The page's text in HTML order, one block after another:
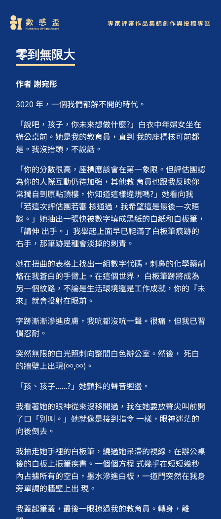
專家評審作品集錦創作與投稿專區
零到無限大
作者 謝宛彤
3020 年，一個我們都解不開的時代。
「說吧，孩子，你未來想做什麼?」白衣中年婦女坐在
辦公桌前。她是我的教育員，直到 我的座標核可前都
是。我沒抬頭，不說話。
「你的分數很高，座標應該會在第一象限。但評估團認
為你的人際互動仍待加強，其他教 育員也跟我反映你
常獨自到原點頂樓，你知道這樣違規嗎?」她看向我
「若這次評估團若審 核通過，我希望這是最後一次晤
談。」她抽出一張快被數字填成黑紙的白紙和白板筆，
「請伸 出手。」我舉起上面早已爬滿了白板筆痕跡的
右手，那筆跡是種會淡掉的刺青。
她在扭曲的表格上找出一組數字代碼，刺鼻的化學藥劑
烙在我蒼白的手臂上。在這個世界， 白板筆跡將成為
另一個紋路，不論是生活環境還是工作成就，你的『未
來』就會投射在眼前。
字跡漸漸滲進皮膚，我吭都沒吭一聲。很痛，但我已習
慣忍耐。
突然無限的白光照刺向整間白色辦公室。然後， 死白
的牆壁上出現(∞,∞)。
「孩、孩子......?」她顫抖的聲音迴盪。
我看著她的眼神從來沒移開過，我在她要放聲尖叫前開
了口「別叫。」她就像是接到指令 一樣，眼神迷茫的
向後倒去。
我抽走她手裡的白板筆，繞過她呆滯的視線，在辦公桌
後的白板上振筆疾書。一個個方程 式幾乎在短短幾秒
內占據所有的空白，墨水滲進白板，一道門突然在我身
旁單調的牆壁上出 現。
我蓋起筆蓋，最後一眼掠過我的教育員。轉身，離